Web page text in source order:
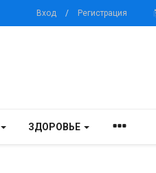
Вход / Регистрация
ЗДОРОВЬЕ